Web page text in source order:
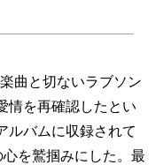
曲と切ないラブソン
情を再確認したとい
ルバムに収録されて
を鷲掴みにした。最